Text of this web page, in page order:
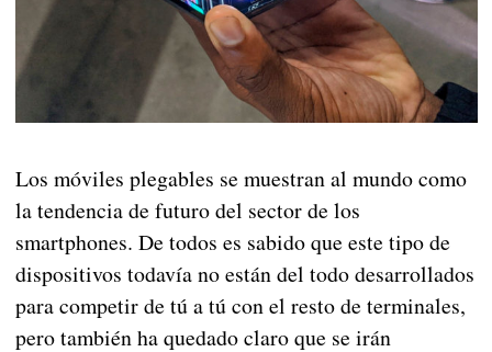
Los móviles plegables se muestran al mundo como
la tendencia de futuro del sector de los
smartphones. De todos es sabido que este tipo de
dispositivos todavía no están del todo desarrollados
para competir de tú a tú con el resto de terminales,
pero también ha quedado claro que se irán